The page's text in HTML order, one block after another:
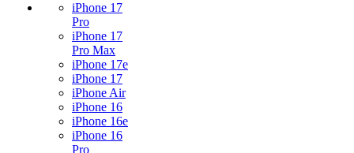
iPhone 17
Pro
iPhone 17
Pro Max
iPhone 17e
iPhone 17
iPhone Air
iPhone 16
iPhone 16e
iPhone 16
Pro